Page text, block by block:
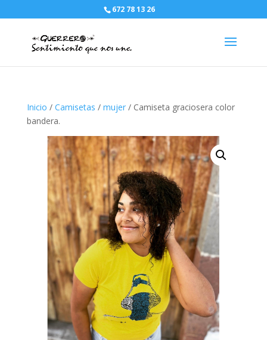
672 78 13 26
Inicio / Camisetas / mujer/ Camiseta graciosera color
bandera.